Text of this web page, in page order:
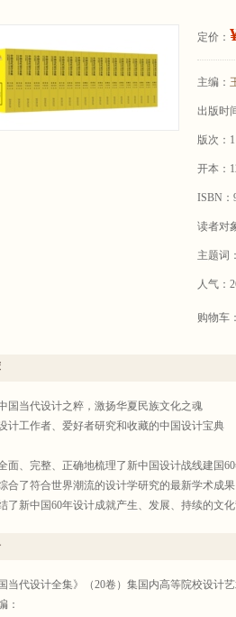
定价：
主编：
出版时
版次：1
开本：
ISBN：
读者对
主题词：
人气：
购物车：
当代设计之粹，激扬华夏民族文化之魂
工作者、爱好者研究和收藏的中国设计宝典
、完整、正确地梳理了新中国设计战线建国60
了符合世界潮流的设计学研究的最新学术成果
了新中国60年设计成就产生、发展、持续的文化
极高的说服力、可信度和权威性。这种具有创
代设计全集》（全20卷）无论在分类处理、篇
流和国际学术规范的事理性研究路径，又考虑
代设计全集》（20卷）集国内高等院校设计艺